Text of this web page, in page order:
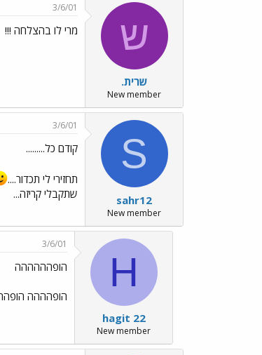
ש
שרית.
New member
3/6/01
מרי לו בהצלחה !!!
S
sahr12
New member
3/6/01
קודם כל.........
תחזירי לי תכדור....
שתקבלי קריזה...
H
hagit 22
New member
3/6/01
הופהההההה
הופהההה